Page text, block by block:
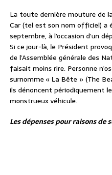
La toute dernière mouture de
Car (tel est son nom officiel) a
septembre, à l’occasion d’un
Si ce jour-là, le Président
de l’Assemblée générale des
faisait moins rire. Personne
surnomme « La Bête » (The
ils dénoncent périodiquement
monstrueux véhicule.
Les dépenses pour raisons de